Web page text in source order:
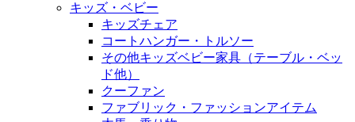
キッズ・ベビー
キッズチェア
コートハンガー・トルソー
その他キッズベビー家具（テーブル・ベッ
ド他）
クーファン
ファブリック・ファッションアイテム